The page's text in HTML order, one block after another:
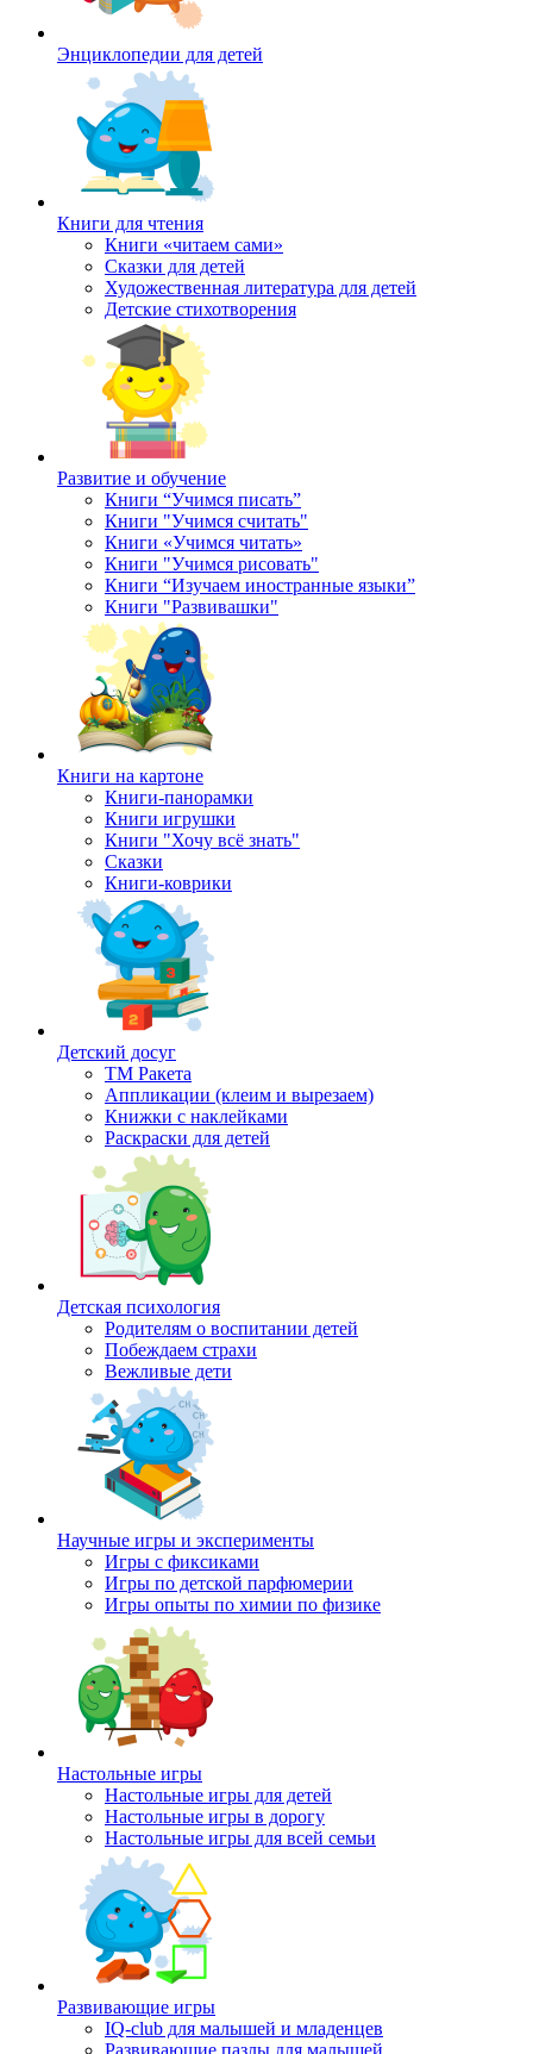
Энциклопедии для детей
Книги для чтения
Книги «читаем сами»
Сказки для детей
Художественная литература для детей
Детские стихотворения
Развитие и обучение
Книги “Учимся писать”
Книги "Учимся считать"
Книги «Учимся читать»
Книги "Учимся рисовать"
Книги “Изучаем иностранные языки”
Книги "Развивашки"
Книги на картоне
Книги-панорамки
Книги игрушки
Книги "Хочу всё знать"
Сказки
Книги-коврики
Детский досуг
ТМ Ракета
Аппликации (клеим и вырезаем)
Книжки с наклейками
Раскраски для детей
Детская психология
Родителям о воспитании детей
Побеждаем страхи
Вежливые дети
Научные игры и эксперименты
Игры с фиксиками
Игры по детской парфюмерии
Игры опыты по химии по физике
Настольные игры
Настольные игры для детей
Настольные игры в дорогу
Настольные игры для всей семьи
Развивающие игры
IQ-club для малышей и младенцев
Развивающие пазлы для малышей